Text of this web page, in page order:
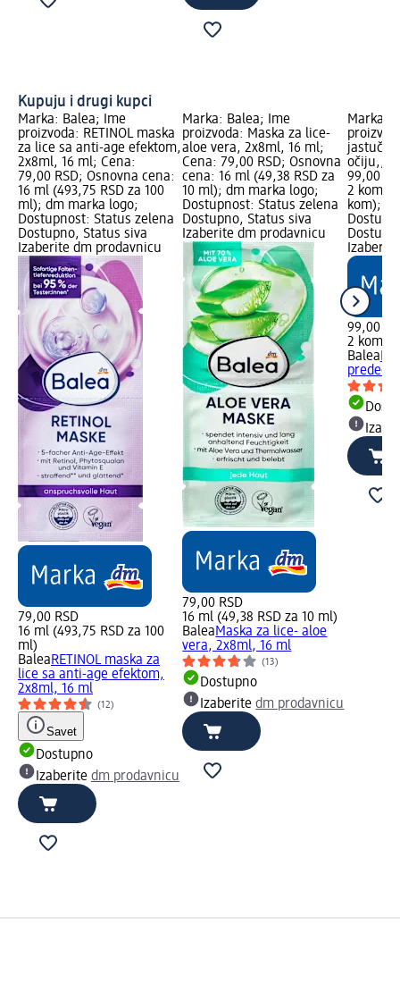
Kupuju i drugi kupci
Marka: Balea; Ime
proizvoda: RETINOL maska
za lice sa anti-age efektom,
2x8ml, 16 ml; Cena:
79,00 RSD; Osnovna cena:
16 ml (493,75 RSD za 100
ml); dm marka logo;
Dostupnost: Status zelena
Dostupno, Status siva
Izaberite dm prodavnicu
79,00 RSD
16 ml (493,75 RSD za 100
ml)
BaleaRETINOL maska za
lice sa anti-age efektom,
2x8ml, 16 ml
(12)
Savet
Dostupno
Izaberite dm prodavnicu
Marka: Balea; Ime
proizvoda: Maska za lice-
aloe vera, 2x8ml, 16 ml;
Cena: 79,00 RSD; Osnovna
cena: 16 ml (49,38 RSD za
10 ml); dm marka logo;
Dostupnost: Status zelena
Dostupno, Status siva
Izaberite dm prodavnicu
79,00 RSD
16 ml (49,38 RSD za 10 ml)
BaleaMaska za lice- aloe
vera, 2x8ml, 16 ml
(13)
Dostupno
Izaberitedm prodavnicu
Marka:
jastučići
očiju,, 2
99,00
2 kom
kom);
99,00
2 kom
Balea
predeo